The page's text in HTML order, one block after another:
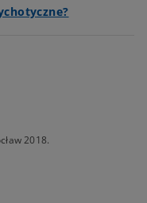
2018.